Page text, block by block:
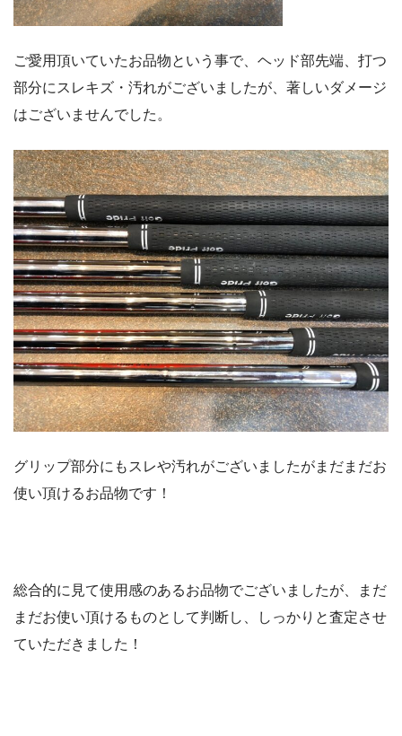
ご愛用頂いていたお品物という事で、ヘッド部先端、打つ
部分にスレキズ・汚れがございましたが、著しいダメージ
はございませんでした。
グリップ部分にもスレや汚れがございましたがまだまだお
使い頂けるお品物です！
総合的に見て使用感のあるお品物でございましたが、まだ
まだお使い頂けるものとして判断し、しっかりと査定させ
ていただきました！